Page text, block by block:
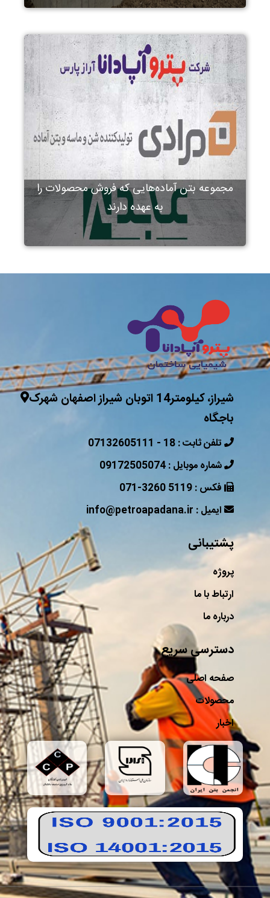
مجموعه بتن آماده‌هایی که فروش محصولات را
به عهده دارند
شیراز، کیلومتر14 اتوبان شیراز اصفهان شهرک
باجگاه
پشتیبانی
پروژه
ارتباط با ما
درباره ما
دسترسی سریع
صفحه اصلی
محصولات
اخبار